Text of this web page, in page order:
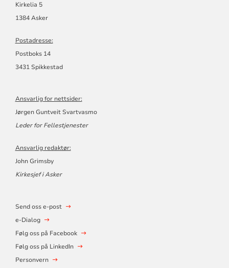
Kirkelia 5
1384 Asker
Postadresse:
Postboks 14
3431 Spikkestad
Ansvarlig for nettsider:
Jørgen Guntveit Svartvasmo
Leder for Fellestjenester
Ansvarlig redaktør:
John Grimsby
Kirkesjef i Asker
Send oss e-post
e-Dialog
Følg oss på Facebook
Følg oss på LinkedIn
Personvern